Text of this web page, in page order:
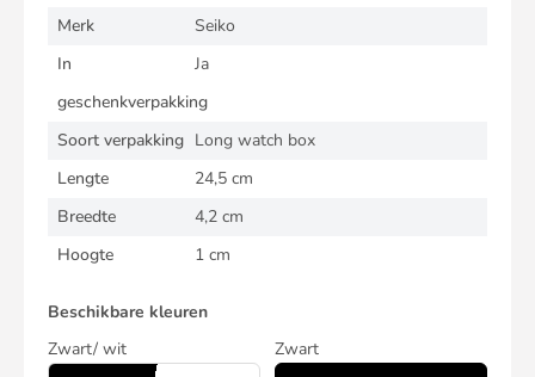
Merk
Seiko
In
geschenkverpakking
Ja
Soort verpakking Long watch box
Lengte
24,5 cm
Breedte
4,2 cm
Hoogte
1 cm
Beschikbare kleuren
Zwart/ wit
Zwart